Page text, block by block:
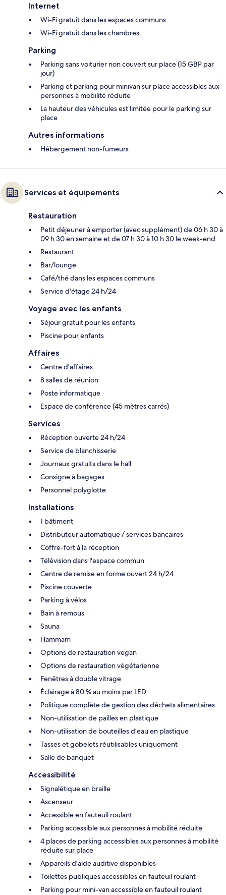
Internet
Wi-Fi gratuit dans les espaces communs
Wi-Fi gratuit dans les chambres
Parking
Parking sans voiturier non couvert sur place (15 GBP par
jour)
Parking et parking pour minivan sur place accessibles aux
personnes à mobilité réduite
La hauteur des véhicules est limitée pour le parking sur
place
Autres informations
Hébergement non-fumeurs
Services et équipements
Restauration
Petit déjeuner à emporter (avec supplément) de 06 h 30 à
09 h 30 en semaine et de 07 h 30 à 10 h 30 le week-end
Restaurant
Bar/lounge
Café/thé dans les espaces communs
Service d'étage 24 h/24
Voyage avec les enfants
Séjour gratuit pour les enfants
Piscine pour enfants
Affaires
Centre d'affaires
8 salles de réunion
Poste informatique
Espace de conférence (45 mètres carrés)
Services
Réception ouverte 24 h/24
Service de blanchisserie
Journaux gratuits dans le hall
Consigne à bagages
Personnel polyglotte
Installations
1 bâtiment
Distributeur automatique / services bancaires
Coffre-fort à la réception
Télévision dans l'espace commun
Centre de remise en forme ouvert 24 h/24
Piscine couverte
Parking à vélos
Bain à remous
Sauna
Hammam
Options de restauration vegan
Options de restauration végétarienne
Fenêtres à double vitrage
Éclairage à 80 % au moins par LED
Politique complète de gestion des déchets alimentaires
Non-utilisation de pailles en plastique
Non-utilisation de bouteilles d’eau en plastique
Tasses et gobelets réutilisables uniquement
Salle de banquet
Accessibilité
Signalétique en braille
Ascenseur
Accessible en fauteuil roulant
Parking accessible aux personnes à mobilité réduite
4 places de parking accessibles aux personnes à mobilité
réduite sur place
Appareils d'aide auditive disponibles
Toilettes publiques accessibles en fauteuil roulant
Parking pour mini-van accessible en fauteuil roulant